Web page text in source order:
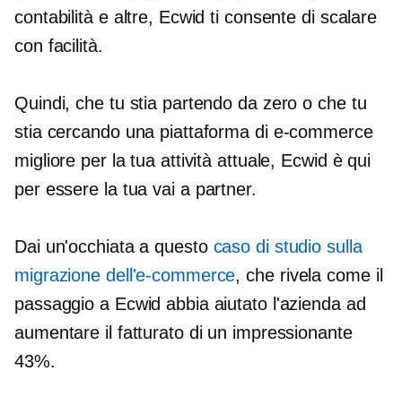
contabilità e altre, Ecwid ti consente di scalare
con facilità.
Quindi, che tu stia partendo da zero o che tu
stia cercando una piattaforma di e-commerce
migliore per la tua attività attuale, Ecwid è qui
per essere la tuavai apartner.
Dai un'occhiata a questo caso di studio sulla
migrazione dell'e-commerce, che rivela come il
passaggio a Ecwid abbia aiutato l'azienda ad
aumentare il fatturato di un impressionante
43%.